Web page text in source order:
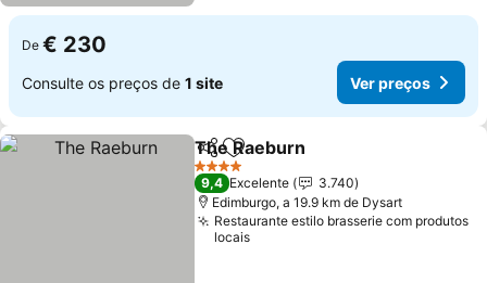
De € 230
Consulte os preços de 1 site Ver preços
PartilharAdicionar aos favoritos
The Raeburn
4 Estrelas
9,4 Excelente
3.740
Edimburgo, a 19.9 km de Dysart
Restaurante estilo brasserie com produtos
locais